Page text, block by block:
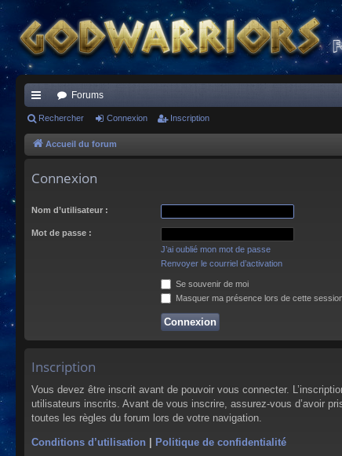
ac
co
s
Forums
Rechercher Connexion Inscription
Accueil du forum
Connexion
Nom d’utilisateur :
Mot de passe :
J’ai oublié mon mot de passe
Renvoyer le courriel d’activation
Se souvenir de moi
Masquer ma présence lors de cette
Inscription
Vous devez être inscrit avant de pouvoir vous connecter.
utilisateurs inscrits. Avant de vous inscrire, assurez-vous d’avoir
toutes les règles du forum lors de votre navigation.
Conditions d’utilisation | Politique de confidentialité